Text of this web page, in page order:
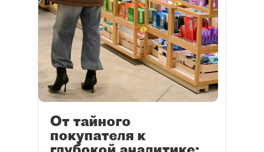
От тайного
покупателя к